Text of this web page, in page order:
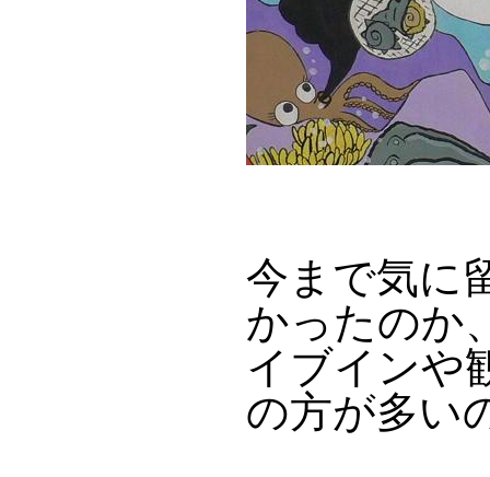
今まで気に
かったのか
イブインや
の方が多い